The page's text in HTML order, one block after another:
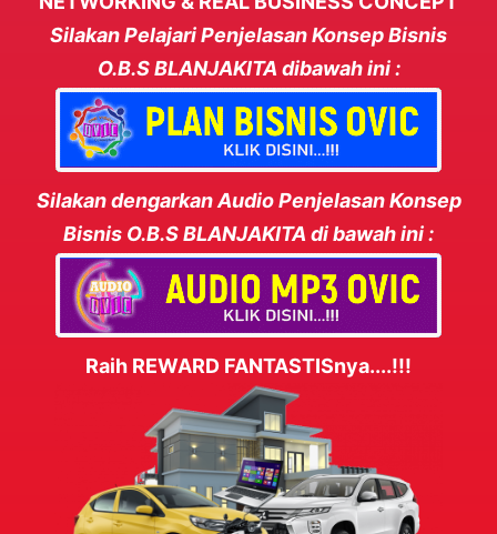
Silakan Pelajari Penjelasan Konsep Bisnis
O.B.S BLANJAKITA dibawah ini :
Silakan dengarkan Audio Penjelasan Konsep
Bisnis O.B.S BLANJAKITA di bawah ini :
Raih REWARD FANTASTISnya....!!!